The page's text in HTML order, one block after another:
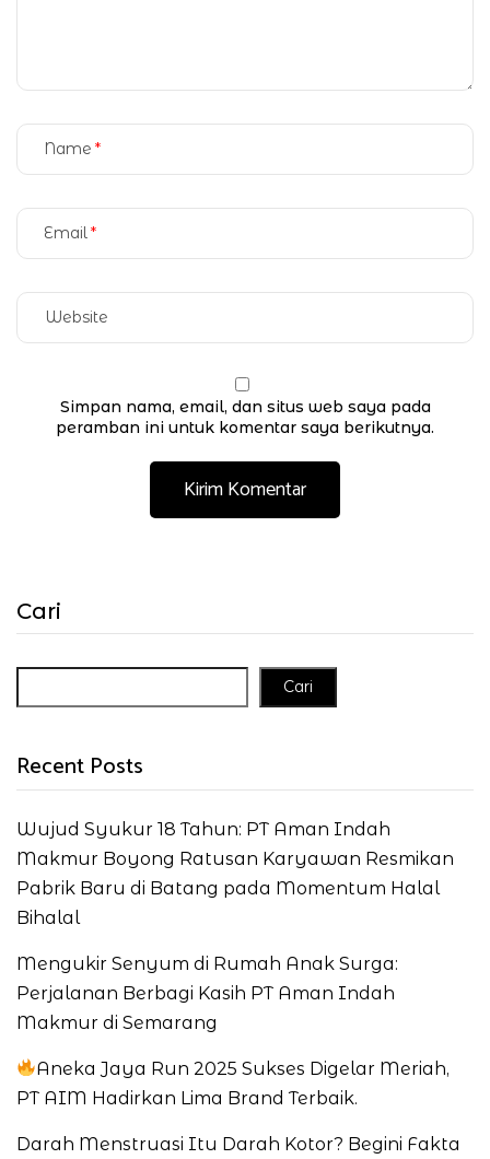
Cari
Cari
Recent Posts
Wujud Syukur 18 Tahun: PT Aman Indah
Makmur Boyong Ratusan Karyawan Resmikan
Pabrik Baru di Batang pada Momentum Halal
Bihalal
Mengukir Senyum di Rumah Anak Surga:
Perjalanan Berbagi Kasih PT Aman Indah
Makmur di Semarang
Aneka Jaya Run 2025 Sukses Digelar Meriah,
PT AIM Hadirkan Lima Brand Terbaik.
Darah Menstruasi Itu Darah Kotor? Begini Fakta
Name
Email
Simpan nama, email, dan situs web saya pada
peramban ini untuk komentar saya berikutnya.